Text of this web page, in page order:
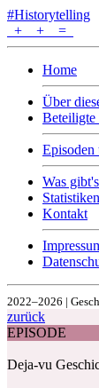
#Historytelling
+
+ =
Home
Über
Beteiligte
Episoden
Was
Statistiken
Kontakt
2022–2026 |
zurück
EPISODE
Deja-vu